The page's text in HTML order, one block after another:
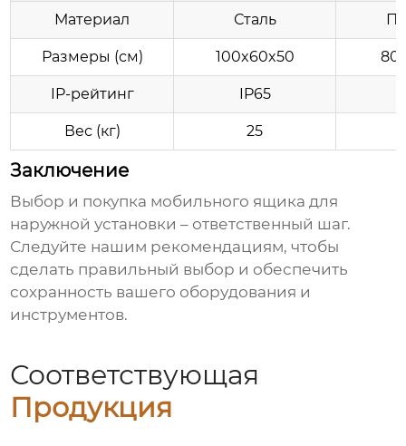
Материал Сталь
Размеры (см) 100x60x50
IP-рейтинг IP65
Вес (кг) 25
Заключение
Выбор и покупка мобильного ящика для
наружной установки – ответственный шаг.
Следуйте нашим рекомендациям, чтобы
сделать правильный выбор и обеспечить
сохранность вашего оборудования и
инструментов.
Соответствующая
Продукция